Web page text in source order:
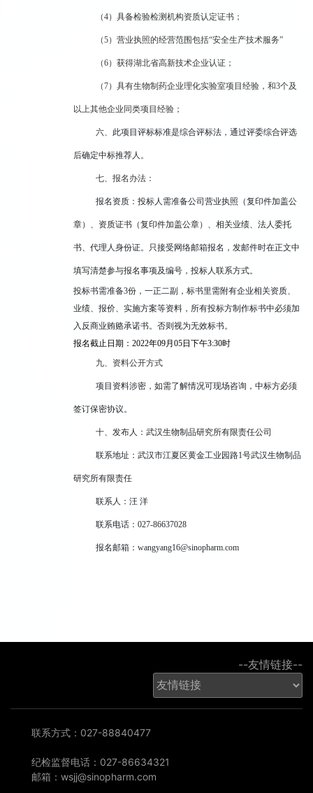
（4）具备检验检测机构资质认定证书；
（5）营业执照的经营范围包括“安全生产技术服务”
（6）获得湖北省高新技术企业认证；
（7）具有生物制药企业理化实验室项目经验，和3个及
以上其他企业同类项目经验；
六、 此项目评标标准是综合评标法，通过评委综合评选
后确定中标推荐人 。
七、报名办法：
报名资质：投标人需准备公司营业执照（复印件加盖公
章）、资质证书（复印件加盖公章）、相关业绩、法人委托
书、代理人身份证。只接受网络邮箱报名，发邮件时在正文中
填写清楚参与报名事项及编号，投标人联系方式。
投标书需准备3份，一正二副，标书里需附有企业相关资质、
业绩、报价、实施方案等资料，所有投标方制作标书中必须加
入反商业贿赂承诺书。否则视为无效标书。
报名截止日期：2022年09月05日下午3:30时
九、资料公开方式
项目资料涉密，如需了解情况可现场咨询，中标方必须
签订保密协议。
十、发布人：武汉生物制品研究所有限责任公司
联系地址：武汉市江夏区黄金工业园路1号武汉生物制品
研究所有限责任
联系人：汪 洋
联系电话：027-86637028
报名邮箱：wangyang16@sinopharm.com
--友情链接--
联系方式：027-88840477
纪检监督电话：027-86634321
邮箱：wsjj@sinopharm.com